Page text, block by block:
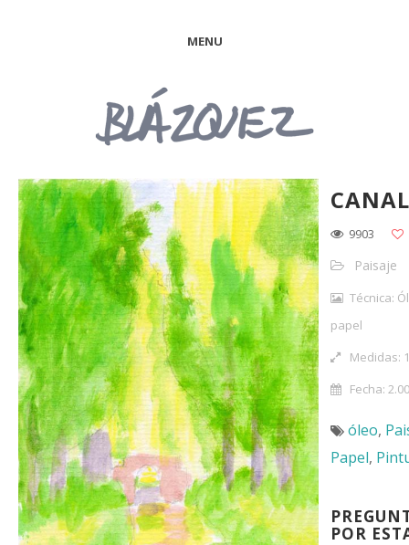
MENU
CANAL
9903
Paisaje
Técnica:
papel
Medidas:
Fecha:
óleo,
Papel,
POR